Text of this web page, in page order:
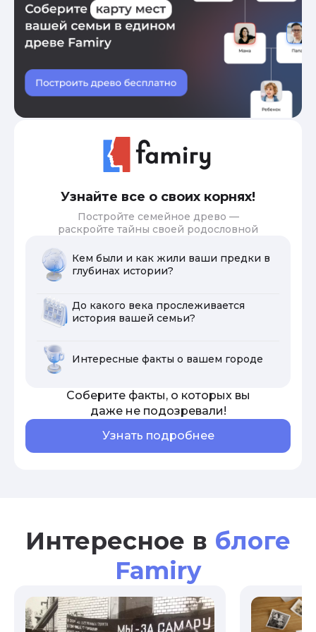
Узнайте все о своих корнях!
Постройте семейное древо —
раскройте тайны своей родословной
Кем были и как жили ваши предки в
глубинах истории?
До какого века прослеживается
история вашей семьи?
Интересные факты о вашем городе
Соберите факты, о которых вы
даже не подозревали!
Узнать подробнее
Интересное в блоге
Famiry